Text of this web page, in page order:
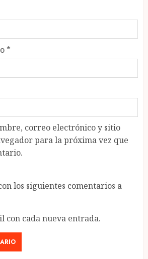
*
correo electrónico y sitio
para la próxima vez que
los siguientes comentarios a
con cada nueva entrada.